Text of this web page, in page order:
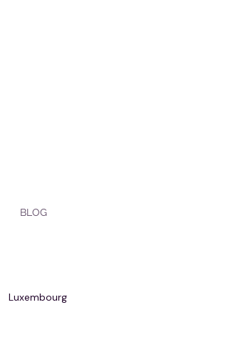
BLOG
Luxembourg